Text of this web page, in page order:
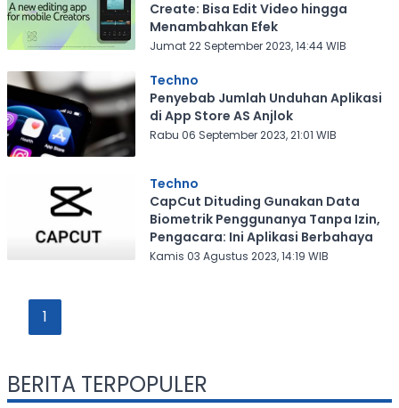
Create: Bisa Edit Video hingga
Menambahkan Efek
Jumat 22 September 2023, 14:44 WIB
Techno
Penyebab Jumlah Unduhan Aplikasi
di App Store AS Anjlok
Rabu 06 September 2023, 21:01 WIB
Techno
CapCut Dituding Gunakan Data
Biometrik Penggunanya Tanpa Izin,
Pengacara: Ini Aplikasi Berbahaya
Kamis 03 Agustus 2023, 14:19 WIB
1
BERITA TERPOPULER